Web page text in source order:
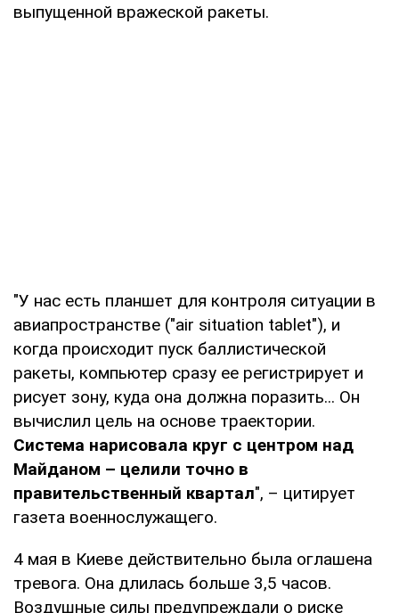
выпущенной вражеской ракеты.
"У нас есть планшет для контроля ситуации в
авиапространстве ("air situation tablet"), и
когда происходит пуск баллистической
ракеты, компьютер сразу ее регистрирует и
рисует зону, куда она должна поразить... Он
вычислил цель на основе траектории.
Система нарисовала круг с центром над
Майданом – целили точно в
правительственный квартал", – цитирует
газета военнослужащего.
4 мая в Киеве действительно была оглашена
тревога. Она длилась больше 3,5 часов.
Воздушные силы предупреждали о риске